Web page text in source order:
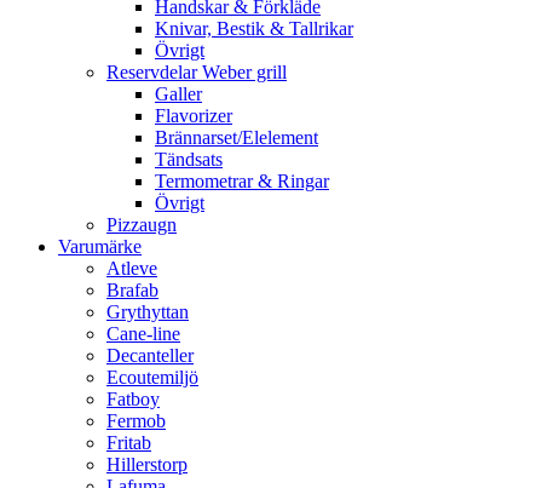
Handskar & Förkläde
Knivar, Bestik & Tallrikar
Övrigt
Reservdelar Weber grill
Galler
Flavorizer
Brännarset/Elelement
Tändsats
Termometrar & Ringar
Övrigt
Pizzaugn
Varumärke
Atleve
Brafab
Grythyttan
Cane-line
Decanteller
Ecoutemiljö
Fatboy
Fermob
Fritab
Hillerstorp